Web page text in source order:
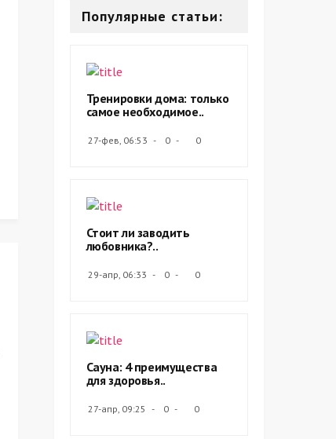
Популярные статьи:
Тренировки дома: только
самое необходимое..
27-фев, 06:53 0 0
Стоит ли заводить
любовника?..
29-апр, 06:33 0 0
Сауна: 4 преимущества
для здоровья..
27-апр, 09:25 0 0